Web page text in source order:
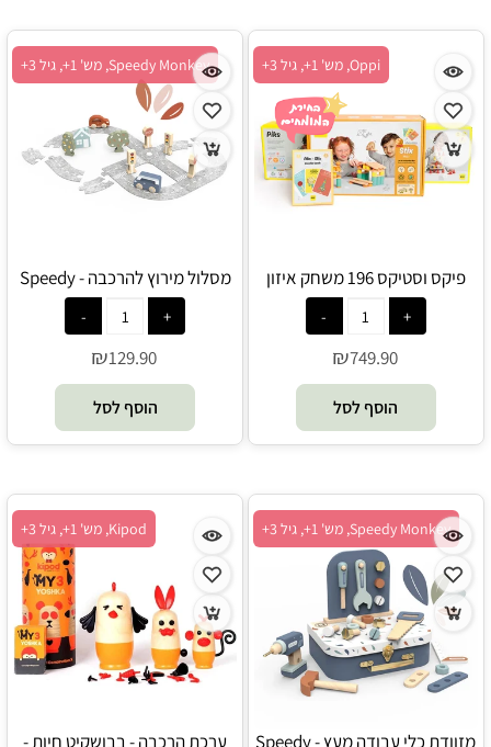
Oppi, מש' 1+, גיל 3+
פיקס וסטיקס 196 משחק איזון
מונטיסורי מעץ וסיליקון ערכת
למידה - Oppi
₪749.90
הוסף לסל
Speedy Monkey, מש' 1+, גיל 3+
מסלול מירוץ להרכבה - Speedy
Monkey
₪129.90
הוסף לסל
Speedy Monkey, מש' 1+, גיל 3+
מזוודת כלי עבודה מעץ - Speedy
Kipod, מש' 1+, גיל 3+
ערכת הרכבה - בבושקיט חיות -